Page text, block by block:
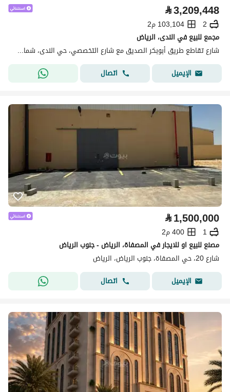
⃁3,209,448
2
103,104 م2
مجمع للبيع في الندى، الرياض
شارع تقاطع طريق أبوبكر الصديق مع شارع التخصصي، حي الندى، شمال الرياض، الرياض
الإيميل
اتصال
⃁1,500,000
1
400 م2
مصنع للبيع او للايجار في المصفاة، الرياض - جنوب الرياض
شارع 20، حي المصفاة، جنوب الرياض، الرياض
الإيميل
اتصال